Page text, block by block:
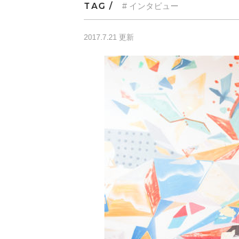
TAG / インタビュー
2017.7.21 更新